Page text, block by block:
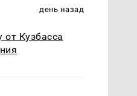
день назад
Кузбасса